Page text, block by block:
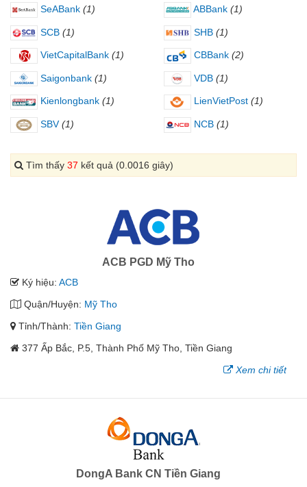
SeABank (1) ABBank (1)
SCB (1) SHB (1)
VietCapitalBank (1) CBBank (2)
Saigonbank (1) VDB (1)
Kienlongbank (1) LienVietPost (1)
SBV (1) NCB (1)
Tìm thấy 37 kết quả (0.0016 giây)
ACB PGD Mỹ Tho
Ký hiệu: ACB
Quận/Huyện: Mỹ Tho
Tỉnh/Thành: Tiền Giang
377 Ấp Bắc, P.5, Thành Phố Mỹ Tho, Tiền Giang
Xem chi tiết
DongA Bank CN Tiền Giang